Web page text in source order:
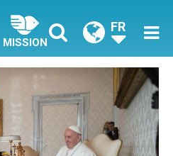
MISSION
FR